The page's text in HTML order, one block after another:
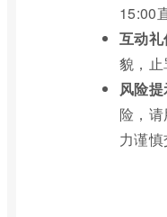
15:00
互动礼
貌，止
风险提
险，
力谨慎